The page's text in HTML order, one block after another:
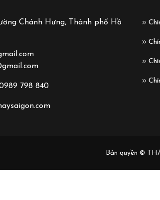
Chánh Hưng, Thành phố Hồ
798 840
Bản quyền ©